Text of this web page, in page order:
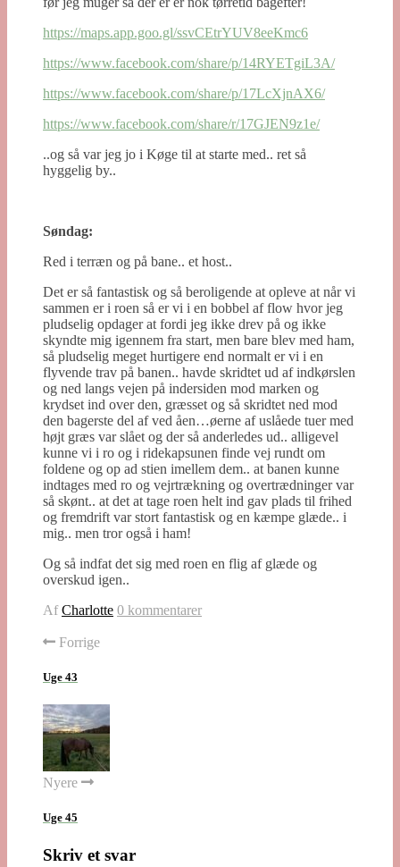
https://maps.app.goo.gl/ssvCEtrYUV8eeKmc6
https://www.facebook.com/share/p/14RYETgiL3A/
https://www.facebook.com/share/p/17LcXjnAX6/
https://www.facebook.com/share/r/17GJEN9z1e/
..og så var jeg jo i Køge til at starte med.. ret så
hyggelig by..
Søndag:
Red i terræn og på bane.. et host..
Det er så fantastisk og så beroligende at opleve at når vi
sammen er i roen så er vi i en bobbel af flow hvor jeg
pludselig opdager at fordi jeg ikke drev på og ikke
skyndte mig igennem fra start, men bare blev med ham,
så pludselig meget hurtigere end normalt er vi i en
flyvende trav på banen.. havde skridtet ud af indkørslen
og ned langs vejen på indersiden mod marken og
krydset ind over den, græsset og så skridtet ned mod
den bagerste del af ved åen…øerne af uslåede tuer med
højt græs var slået og der så anderledes ud.. alligevel
kunne vi i ro og i ridekapsunen finde vej rundt om
foldene og op ad stien imellem dem.. at banen kunne
indtages med ro og vejrtrækning og overtrædninger var
så skønt.. at det at tage roen helt ind gav plads til frihed
og fremdrift var stort fantastisk og en kæmpe glæde.. i
mig.. men tror også i ham!
Og så indfat det sig med roen en flig af glæde og
overskud igen..
AfCharlotte 0 kommentarer
Forrige
Uge 43
Nyere
Uge 45
Skriv et svar